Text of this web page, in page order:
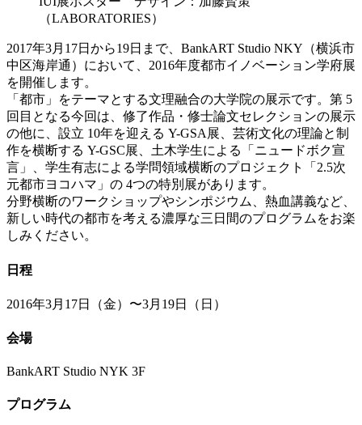
（LABORATORIES）
2017年3月17日から19日まで、BankART Studio NKY（横浜市
中区海岸通）において、2016年度都市イノベーション学府展
を開催します。
「都市」をテーマとする文理融合の大学院の展示です。第 5
回目となる今回は、修了作品・修士論文セレクションの展示
の他に、設立 10年を迎える Y-GSA展、芸術文化の理論と制
作を横断する Y-GSC展、土木学生による「ニュードボク宣
言」、学生有志による学問領域横断のプロジェクト「2.5次
元都市ヨコハマ」の 4つの特別展があります。
分野横断のワークショップやシンポジウム、熱血講義など、
新しい時代の都市を考える濃厚な三日間のプログラムをお楽
しみください。
日程
2016年3月17日（金）〜3月19日（日）
会場
BankART Studio NYK 3F
プログラム